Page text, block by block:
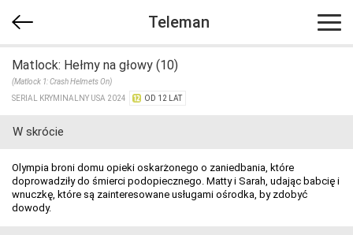
Teleman
Matlock: Hełmy na głowy (10)
(Matlock 1: Crash Helmets On)
SERIAL KRYMINALNY USA 2024
OD 12 LAT
W skrócie
Olympia broni domu opieki oskarżonego o zaniedbania, które
doprowadziły do śmierci podopiecznego. Matty i Sarah, udając babcię i
wnuczkę, które są zainteresowane usługami ośrodka, by zdobyć
dowody.